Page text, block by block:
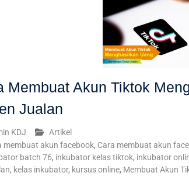
Membuat Akun Tiktok
Jualan
KDJ
Artikel
membuat akun facebook, Cara membuat akun
batch 76, inkubator kelas tiktok, inkubator
, kelas inkubator, kursus online, Membuat Akun